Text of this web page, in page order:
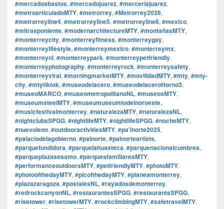
#mercadoabastos, #mercadojuarez, #merceríajuarez,
#metroarticuladoMTY, #metrorrey, #Metrorrey2026,
#metrorreyline4, #metrorreyline5, #metrorreyline6, #mexico,
#mitrasponiente, #modernarchitectureMTY, #montañasMTY,
#monterreycity, #monterreyfitness, #monterreygay,
#monterreylifestyle, #monterreymexico, #monterreymx,
#monterreynl, #monterreypark, #monterreypetfriendly,
#monterreyphotography, #monterreyrock, #monterreysafety,
#monterreyviral, #morningmarketMTY, #movilidadMTY, #mty, #mty-
city, #mtytiktok, #museodelacero, #museodelaceroHorno3,
#museoMARCO, #museometropolitanoNL, #museosMTY,
#museumsteelMTY, #museumuseumtodelnoroeste,
#musicfestivalmonterrey, #naturalezaMTY, #naturalezaNL,
#nightclubsSPGG, #nightlifeMTY, #nightlifeSPGG, #nocheMTY,
#nuevoleon, #outdooractivitiesMTY, #pa’lnorte2025,
#palaciodelagobierno, #palnorte, #palnorteartists,
#parquefundidora, #parquelahuasteca, #parquenacionalcumbres,
#parqueplazasesamo, #parquesfamiliaresMTY,
#performanceoutdoorsMTY, #petfriendlyMTY, #photoMTY,
#photoofthedayMTY, #picofthedayMTY, #planeamonterrey,
#plazazaragoza, #postalesNL, #rayadosdemonterrey,
#redrockcanyonNL, #restaurantesSPGG, #restaurantsSPGG,
#risetower, #risetowerMTY, #rockclimbingMTY, #safetravelMTY,